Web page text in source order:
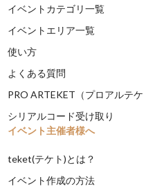
イベントカテゴリ一覧
イベントエリア一覧
使い方
よくある質問
PRO ARTEKET（プロアルテケ
シリアルコード受け取り
イベント主催者様へ
teket(テケト)とは？
イベント作成の方法